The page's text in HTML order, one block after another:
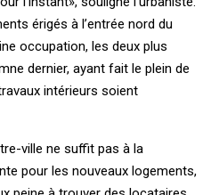
érigés à l’entrée nord du
occupation, les deux plus
dernier, ayant fait le plein de
intérieurs soient
ville ne suffit pas à la
pour les nouveaux logements,